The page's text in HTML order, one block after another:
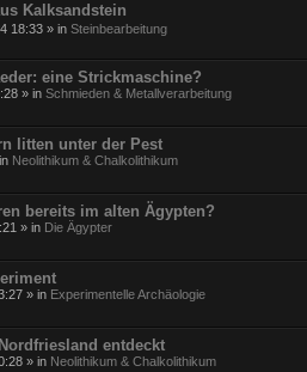
Kalksandstein
18:33 » in Steinbearbeitung
eine Strickmaschine?
» in Schmieden & Metallverarbeitung
litten unter der Pest
Neolithikum & Chalkolithikum
bereits im alten Ägypten?
» in Die Ägypter
» in Experimentelle Archäologie
entdeckt
» in Neolithikum & Chalkolithikum